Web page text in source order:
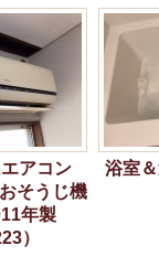
アコン
そうじ機
年製
）
浴室